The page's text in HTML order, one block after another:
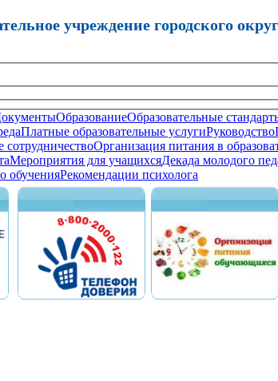
учреждение городского
ОбразованиеОбразовательные
Платные образовательные услугиРуководство
Организация питания в
Мероприятия для учащихсяДекада молодого
обученияРекомендации психолога